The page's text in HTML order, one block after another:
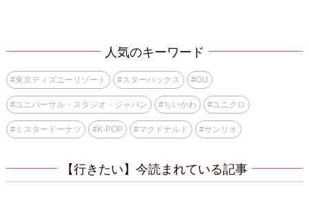
人気のキーワード
#東京ディズニーリゾート #スターバックス #GU
#ユニバーサル・スタジオ・ジャパン #ちいかわ #ユニクロ
#ミスタードーナツ #K-POP #マクドナルド #サンリオ
【行きたい】今読まれている記事